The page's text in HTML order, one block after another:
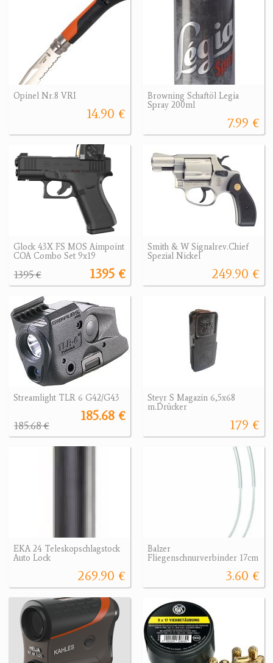
Opinel Nr.8 VRI
14.90 €
Browning Schaftöl Legia
Spray 200ml
7.99 €
Glock 43X FS MOS Aimpoint
COA Combo Set 9x19
1395 €
1395 €
Smith & W Signalrev.Chief
Spezial Nickel
249.90 €
Streamlight TLR 6 G42/G43
185.68 €
185.68 €
Steyr S Magazin 6,5x68
m.Drücker
179 €
EKA 24 Teleskopschlagstock
Auto Lock
269.90 €
Balzer
Fliegenschnurverbinder 17cm
3.60 €